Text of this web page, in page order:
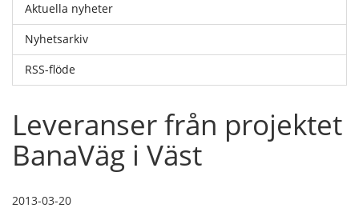
Aktuella nyheter
Nyhetsarkiv
RSS-flöde
Leveranser från projektet
BanaVäg i Väst
2013-03-20